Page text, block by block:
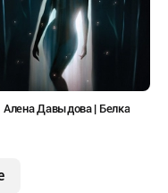
Алена Давыдова | Белка